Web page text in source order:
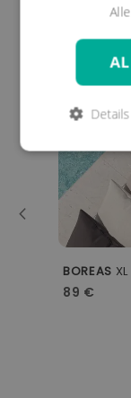
DAS
BOREAS
89 €